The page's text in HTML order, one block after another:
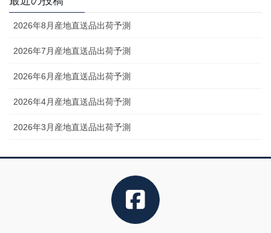
2026年8月産地直送品出荷予測
2026年7月産地直送品出荷予測
2026年6月産地直送品出荷予測
2026年4月産地直送品出荷予測
2026年3月産地直送品出荷予測